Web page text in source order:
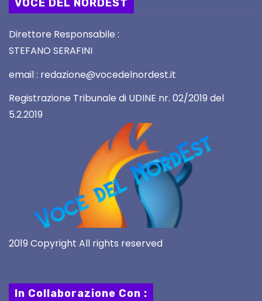
VOCE DEL NORDEST
Direttore Responsabile :
STEFANO SERAFINI
email : redazione@vocedelnordest.it
Registrazione Tribunale di UDINE nr. 02/2019 del
5.2.2019
2019 Copyright All rights reserved
In Collaborazione Con :